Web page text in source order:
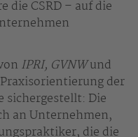
die CSRD – auf die
IPRI, GVNWund
der
sichergestellt: Die
an Unternehmen,
die die